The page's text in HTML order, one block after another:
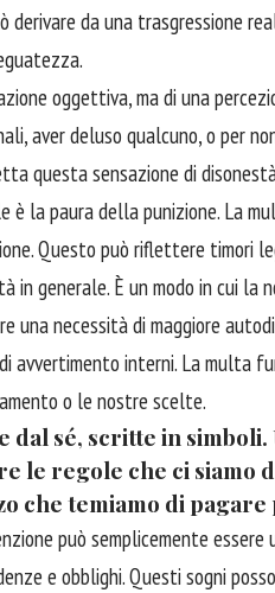
derivare da una trasgressione
oggettiva, ma di una
aver deluso qualcuno, o per
questa sensazione di
la paura della punizione. La
Questo può riflettere timori
in generale. È un modo in cui la
una necessità di maggiore
avvertimento interni. La multa
o le nostre scelte.
dal sé, scritte in simboli.
le regole che ci siamo
che temiamo di
può semplicemente
e obblighi. Questi sogni